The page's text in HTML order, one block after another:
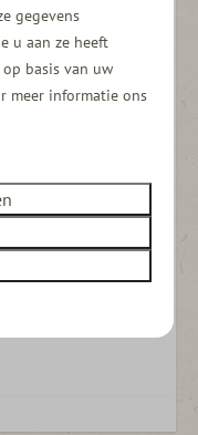
telefoon
ander Ventje mee
Deze zal
hebben.
gegevens
u aan ze heeft
basis van uw
meer informatie ons